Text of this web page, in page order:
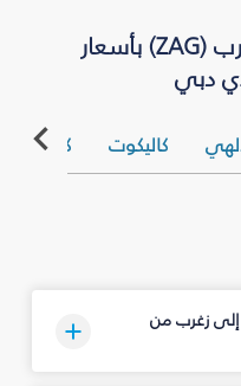
رحلات الاتجاه الواحد إلى زغرب (ZAG) بأسعار
كاليكوت كلكتا
إلى زغرب من